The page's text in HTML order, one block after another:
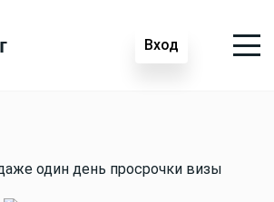
Вход
один день просрочки визы